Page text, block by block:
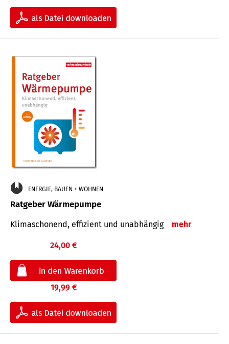
ENERGIE, BAUEN + WOHNEN
Ratgeber Wärmepumpe
Klimaschonend, effizient und unabhängig mehr
24,00 €
19,99 €